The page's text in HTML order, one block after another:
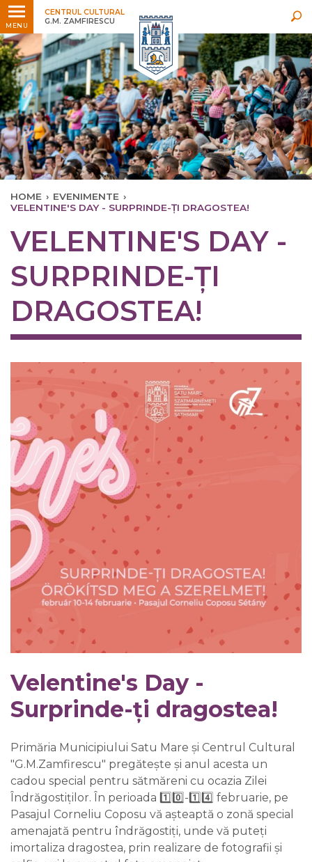
MENU
CENTRUL CULTURAL
G.M. ZAMFIRESCU
Ultimele
HOME › EVENIMENTE ›
VELENTINE'S DAY - SURPRINDE-ȚI DRAGOSTEA!
VELENTINE'S DAY -
SURPRINDE-ȚI
DRAGOSTEA!
Velentine's Day -
Surprinde-ți dragostea!
Primăria Municipiului Satu Mare și Centrul Cultural
"G.M.Zamfirescu" pregătește și anul acesta un
cadou special pentru sătmăreni cu ocazia Zilei
Îndrăgostiților. În perioada 1️⃣0️⃣-1️⃣4️⃣ februarie, pe
Pasajul Corneliu Coposu vă așteaptă o zonă special
amenajată pentru îndrăgostiți, unde vă puteți
imortaliza dragostea, prin realizare de fotografii și